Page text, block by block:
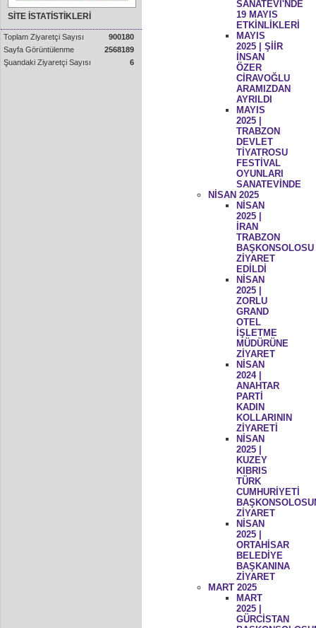
SİTE İSTATİSTİKLERİ
Toplam Ziyaretçi Sayısı
900180
Sayfa Görüntülenme
2568189
Şuandaki Ziyaretçi Sayısı
6
SANATEVİ'NDE
19 MAYIS
ETKİNLİKLERİ
MAYIS
2025 | ŞİİR
İNSAN
ÖZER
CİRAVOĞLU
ARAMIZDAN
AYRILDI
MAYIS
2025 |
TRABZON
DEVLET
TİYATROSU
FESTİVAL
OYUNLARI
SANATEVİNDE
NİSAN 2025
NİSAN
2025 |
İRAN
TRABZON
BAŞKONSOLOSU
ZİYARET
EDİLDİ
NİSAN
2025 |
ZORLU
GRAND
OTEL
İŞLETME
MÜDÜRÜNE
ZİYARET
NİSAN
2024 |
ANAHTAR
PARTİ
KADIN
KOLLARININ
ZİYARETİ
NİSAN
2025 |
KUZEY
KIBRIS
TÜRK
CUMHURİYETİ
ZİYARET
NİSAN
2025 |
ORTAHİSAR
BELEDİYE
BAŞKANINA
ZİYARET
MART 2025
MART
2025 |
GÜRCİSTAN